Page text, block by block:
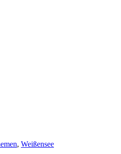
, Weißensee